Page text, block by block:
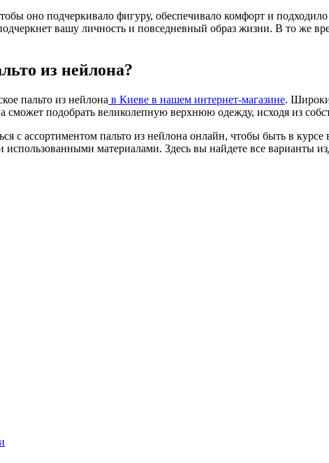
оно подчеркивало фигуру, обеспечивало комфорт и
вашу личность и повседневный образ жизни. В то же
из нейлона?
пальто из нейлона в Киеве в нашем интернет-магазине.
подобрать великолепную верхнюю одежду, исходя из
с ассортиментом пальто из нейлона онлайн, чтобы быть в
материалами. Здесь вы найдете все варианты